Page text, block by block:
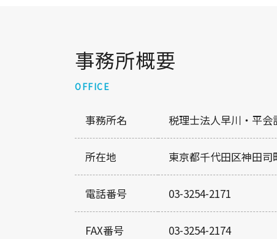
事務所概要
OFFICE
事務所名 税理士法人早川・平会
所在地 東京都千代田区神田
電話番号 03-3254-2171
FAX番号 03-3254-2174